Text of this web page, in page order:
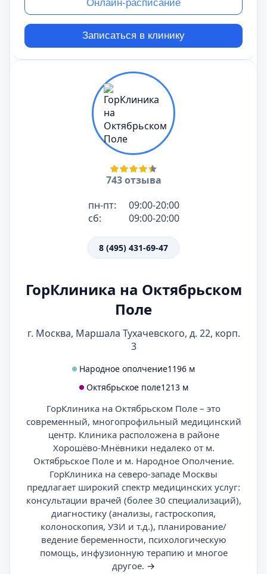
Онлайн-расписание
Записаться в клинику
743 отзыва
пн-пт:
09:00-20:00
сб:
09:00-20:00
8 (495) 431-69-47
ГорКлиника на Октябрьском
Поле
г. Москва, Маршала Тухачевского, д. 22, корп.
3
Народное ополчение1196 м
Октябрьское поле1213 м
ГорКлиника на Октябрьском Поле – это
современный, многопрофильный медицинский
центр. Клиника расположена в районе
Хорошёво-Мнёвники недалеко от м.
Октябрьское Поле и м. Народное Ополчение.
ГорКлиника на северо-западе Москвы
предлагает широкий спектр медицинских услуг:
консультации врачей (более 30 специализаций),
диагностику (анализы, гастроскопия,
колоноскопия, УЗИ и т.д.), планирование/
ведение беременности, психологическую
помощь, инфузионную терапию и многое
другое. →